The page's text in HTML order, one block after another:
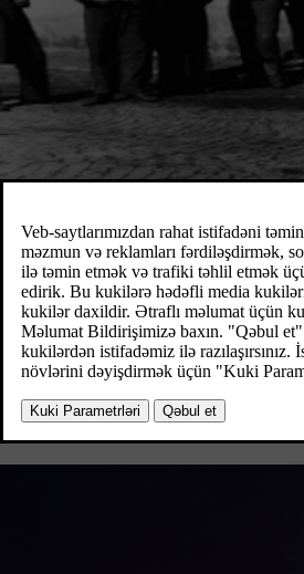
1927-ci il
İlk avtomobil fabrik
1927-ci il aprelin 14-ü səhər ilk Volvo
ÖV4 adlanırdı və dörd silindrli